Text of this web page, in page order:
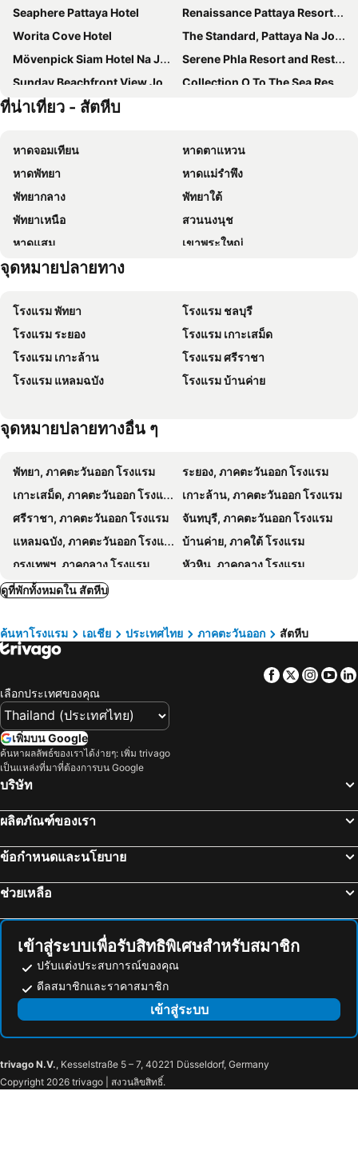
Seaphere Pattaya Hotel
Renaissance Pattaya Resort & Spa
Worita Cove Hotel
The Standard, Pattaya Na Jomtien
Mövenpick Siam Hotel Na Jomtien Pattaya
Serene Phla Resort and Restaurant
Sunday Beachfront View Jomtien Pattaya
Collection O To The Sea Resort Thailand
Play Phala Beach Rayong
Grandbangsaray
Tali-Yailai Hostel
โบทานี บีช รีสอร์ท
Siam Court Hotel and Resort
THE NAVY HOUSE HOTEL
Costa Village Bangsaray
Kantary Hotel Banchang
Sea Paradise Hotel Sattahip
B2 Jomtien Pattaya Boutique & Budget Hotel
The Sand Beach Pattaya
Bm @ Love
Andaz Pattaya Jomtien Beach, by Hyatt
Baansuantip Resort Sattahip
Sunset Serenity Jomtien Resort
B2 Sea View Pattaya Boutique & Budget Hotel
Sattahiptale Boutique Guesthouse & Hostel
BCP Hotel
Nantra Pattaya Baan Ampoe Beach
Baan Thai Lanna Pattaya
Banchang Apartment And Hotel
Baan Bangsarey Hotels
The Lord Nelson Hotel
Baan Hinwong
Wattana Hill Resort
กรีน แอปเปิ้ล วิลล่า
Khwanruen Fishing Resort
Bannrommai Sattahip
Changsova Hotel
บ้านสัตหีบ
S3 Room
Rimpuhill resort
Hotel Sln Comforts
บ้านสวนนิสา
B2 Sea View Pattaya
Grand Bangsaray
Baan Pimpisa
Collection O To The Sea Resort Thailand
ที่น่าเที่ยว - สัตหีบ
หาดจอมเทียน
หาดตาแหวน
หาดพัทยา
หาดแม่รำพึง
พัทยากลาง
พัทยาใต้
พัทยาเหนือ
สวนนงนุช
หาดแสม
เขาพระใหญ่
เกาะขาม
สนามบินนานาชาติอู่ตะเภา
CentralFestival Pattaya Beach
วันไหล
ท่าเรือแหลมฉบัง
บิ๊กซี เอ็กซ์ตร้า พัทยา3
สถานีรถไฟพัทยา
Pattaya Floating Market
พัทยาเทเลกราฟฮิลล์
อนุสาวรีย์กรมหลวงชุมพรเขตอุดมศักดิ์
จุดหมายปลายทาง
โรงแรม พัทยา
โรงแรม ชลบุรี
โรงแรม ระยอง
โรงแรม เกาะเสม็ด
โรงแรม เกาะล้าน
โรงแรม ศรีราชา
โรงแรม แหลมฉบัง
โรงแรม บ้านค่าย
จุดหมายปลายทางอื่น ๆ
พัทยา, ภาคตะวันออก โรงแรม
ระยอง, ภาคตะวันออก โรงแรม
เกาะเสม็ด, ภาคตะวันออก โรงแรม
เกาะล้าน, ภาคตะวันออก โรงแรม
ศรีราชา, ภาคตะวันออก โรงแรม
จันทบุรี, ภาคตะวันออก โรงแรม
แหลมฉบัง, ภาคตะวันออก โรงแรม
บ้านค่าย, ภาคใต้ โรงแรม
กรุงเทพฯ, ภาคกลาง โรงแรม
หัวหิน, ภาคกลาง โรงแรม
เชียงใหม่, ภาคเหนือ โรงแรม
ภูเก็ตทาวน์, ภาคใต้ โรงแรม
ดูที่พักทั้งหมดใน สัตหีบ
ค้นหาโรงแรม เอเชีย ประเทศไทย ภาคตะวันออก สัตหีบ
Facebook
Twitter
เลือกประเทศของคุณ
เพิ่มบน Google
ค้นหาผลลัพธ์ของเราได้ง่ายๆ: เพิ่ม trivago
เป็นแหล่งที่มาที่ต้องการบน Google
บริษัท
ผลิตภัณฑ์ของเรา
ข้อกำหนดและนโยบาย
ช่วยเหลือ
เข้าสู่ระบบเพื่อรับสิทธิพิเศษสำหรับสมาชิก
ปรับแต่งประสบการณ์ของคุณ
ดีลสมาชิกและราคาสมาชิก
เข้าสู่ระบบ
trivago N.V., Kesselstraße 5 – 7, 40221 Düsseldorf, Germany
Copyright 2026 trivago | สงวนลิขสิทธิ์.